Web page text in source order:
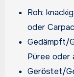
Roh:
oder
Gedämpft/
Püree oder
Geröstet/